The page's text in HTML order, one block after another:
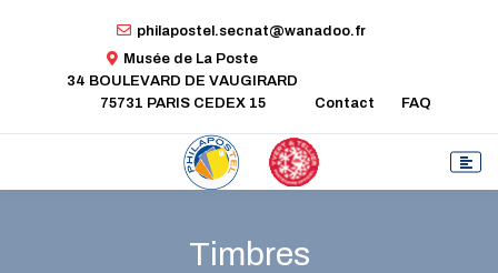
philapostel.secnat@wanadoo.fr
Musée de La Poste
34 BOULEVARD DE VAUGIRARD
75731 PARIS CEDEX 15
Contact FAQ
Timbres